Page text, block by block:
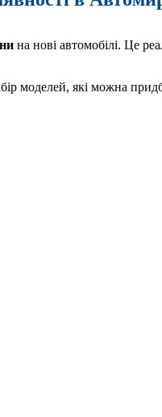
на нові автомобілі. Це
моделей, які можна